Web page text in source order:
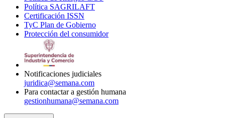
Política SAGRILAFT
new
window
Certificación ISSN
in
new
TyC Plan de Gobierno
in
Protección del consumidorOpens
Notificaciones judiciales
juridica@semana.com
Para contactar a gestión humana
gestionhumana@semana.com